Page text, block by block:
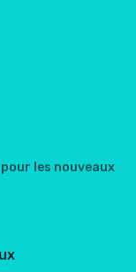
les nouveaux